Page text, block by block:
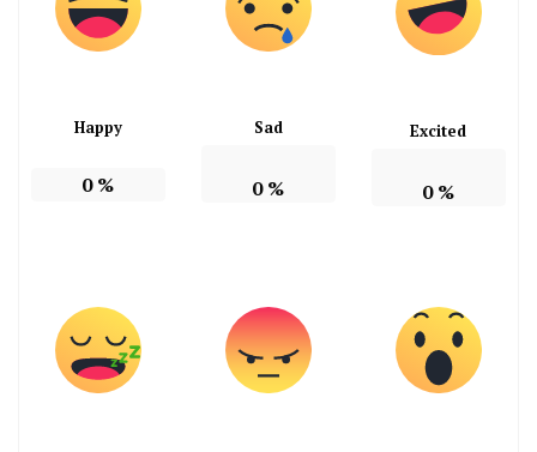
Happy
0%
Sad
0%
Excited
0%